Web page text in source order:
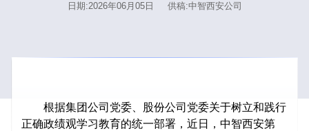
日期:2026年06月05日 供稿:中智西安公司
根据集团公司党委、股份公司党委关于树立和践行
正确政绩观学习教育的统一部署，近日，中智西安第